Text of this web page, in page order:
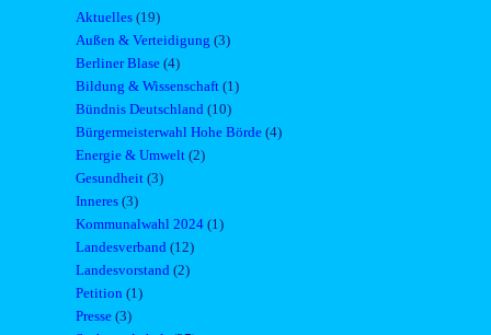
Aktuelles (19)
Außen & Verteidigung (3)
Berliner Blase (4)
Bildung & Wissenschaft (1)
Bündnis Deutschland (10)
Bürgermeisterwahl Hohe Börde (4)
Energie & Umwelt (2)
Gesundheit (3)
Inneres (3)
Kommunalwahl 2024 (1)
Landesverband (12)
Landesvorstand (2)
Petition (1)
Presse (3)